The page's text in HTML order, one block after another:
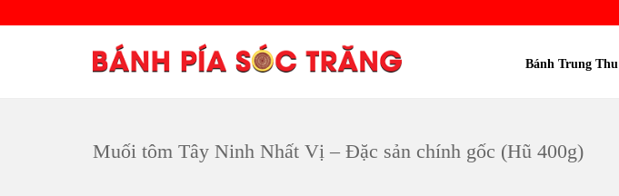
Bánh Trung Thu
Muối tôm Tây Ninh Nhất Vị – Đặc sản chính gốc (Hũ 400g)